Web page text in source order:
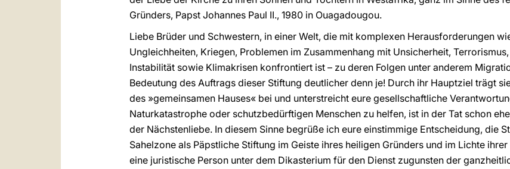
Gründers, Papst Johannes Paul II., 1980 in Ouagadougou.
Liebe Brüder und Schwestern, in einer Welt, die mit komplexen Herausforderungen
Ungleichheiten, Kriegen, Problemen im Zusammenhang mit Unsicherheit,
Instabilität sowie Klimakrisen konfrontiert ist – zu deren Folgen unter anderem
Bedeutung des Auftrags dieser Stiftung deutlicher denn je! Durch ihr Hauptziel trägt
des »gemeinsamen Hauses« bei und unterstreicht eure gesellschaftliche
Naturkatastrophe oder schutzbedürftigen Menschen zu helfen, ist in der Tat schon
der Nächstenliebe. In diesem Sinne begrüße ich eure einstimmige Entscheidung, die
Sahelzone als Päpstliche Stiftung im Geiste ihres heiligen Gründers und im Lichte
eine juristische Person unter dem Dikasterium für den Dienst zugunsten der